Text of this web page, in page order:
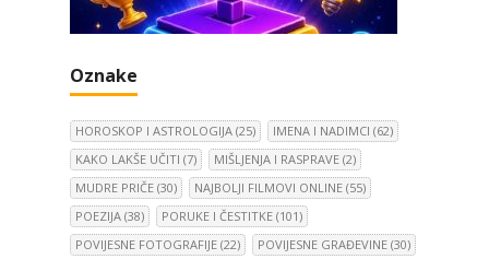
Oznake
HOROSKOP I ASTROLOGIJA (25) IMENA I NADIMCI (62)
KAKO LAKŠE UČITI (7) MIŠLJENJA I RASPRAVE (2)
MUDRE PRIČE (30) NAJBOLJI FILMOVI ONLINE (55)
POEZIJA (38) PORUKE I ČESTITKE (101)
POVIJESNE FOTOGRAFIJE (22) POVIJESNE GRAĐEVINE (30)